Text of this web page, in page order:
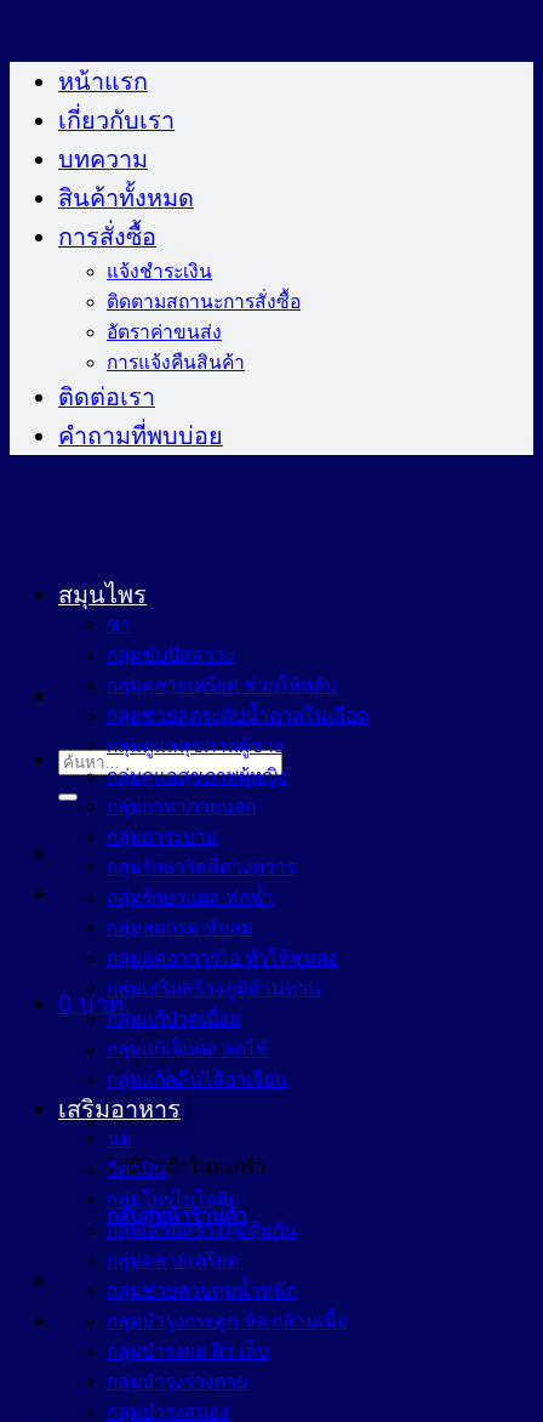
ไป
หน้าแรก
เกี่ยวกับเรา
บทความ
สินค้าทั้งหมด
การสั่งซื้อ
แจ้งชำระเงิน
ติดตามสถานะการสั่งซื้อ
อัตราค่าขนส่ง
การแจ้งคืนสินค้า
ติดต่อเรา
คำถามที่พบบ่อย
ค้นหา:
0 บาท
ไม่มีสินค้าในตะกร้า
กลับสู่หน้าร้านค้า
สมุนไพร
ชา
กลุ่มขับปัสสาวะ
กลุ่มคลายเครียด ช่วยให้หลับ
กลุ่มช่วยลดระดับน้ำตาลในเลือด
กลุ่มดูแลสุขภาพผู้ชาย
กลุ่มดูแลสุขภาพผู้หญิง
กลุ่มยาทาภายนอก
กลุ่มยาระบาย
กลุ่มรักษาริดสีดวงทวาร
กลุ่มรักษาแผล ฟกช้ำ
กลุ่มลดกรด ขับลม
กลุ่มลดอาการไอ ทำให้ชุ่มคอ
กลุ่มเสริมสร้างภูมิต้านทาน
กลุ่มแก้ปวดเมื่อย
กลุ่มแก้เจ็บคอ ลดไข้
กลุ่มแก้คลื่นไส้อาเจียน
เสริมอาหาร
นม
วิตามิน
กลุ่มโพรไบโอติก
กลุ่มเสริมสร้างภูมิคุ้มกัน
กลุ่มคลายเครียด
กลุ่มช่วยควบคุมน้ำหนัก
กลุ่มบำรุงกระดูก ข้อ กล้ามเนื้อ
กลุ่มบำรุงผม ผิว เล็บ
กลุ่มบำรุงร่างกาย
กลุ่มบำรุงสมอง